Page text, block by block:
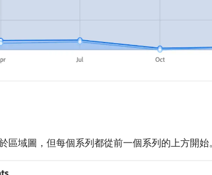
區域圖，但每個系列都從前一個系列的上方開始